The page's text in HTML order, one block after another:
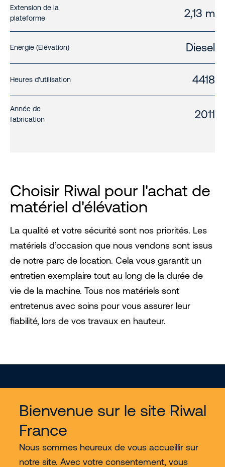
Bienvenue sur le site Riwal
France
Nous sommes heureux de vous accueillir sur
notre site. Avec votre consentement, vous
Extension de la
plateforme
2,13 m
Energie (Elévation) Diesel
Heures d'utilisation 4418
Année de
fabrication
2011
Choisir Riwal pour l'achat de
matériel d'élévation
La qualité et votre sécurité sont nos priorités. Les
matériels d’occasion que nous vendons sont issus
de notre parc de location. Cela vous garantit un
entretien exemplaire tout au long de la durée de
vie de la machine. Tous nos matériels sont
entretenus avec soins pour vous assurer leur
fiabilité, lors de vos travaux en hauteur.
Services